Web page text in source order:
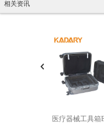
相关资讯